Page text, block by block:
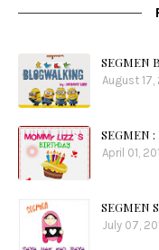
SEGMEN
August 17,
SEGMEN
April 01,
SEGMEN
July 07,